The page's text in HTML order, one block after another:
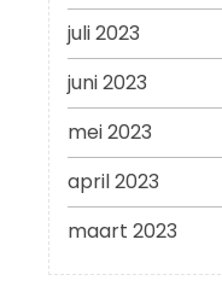
juli 2023
juni 2023
mei 2023
april 2023
maart 2023